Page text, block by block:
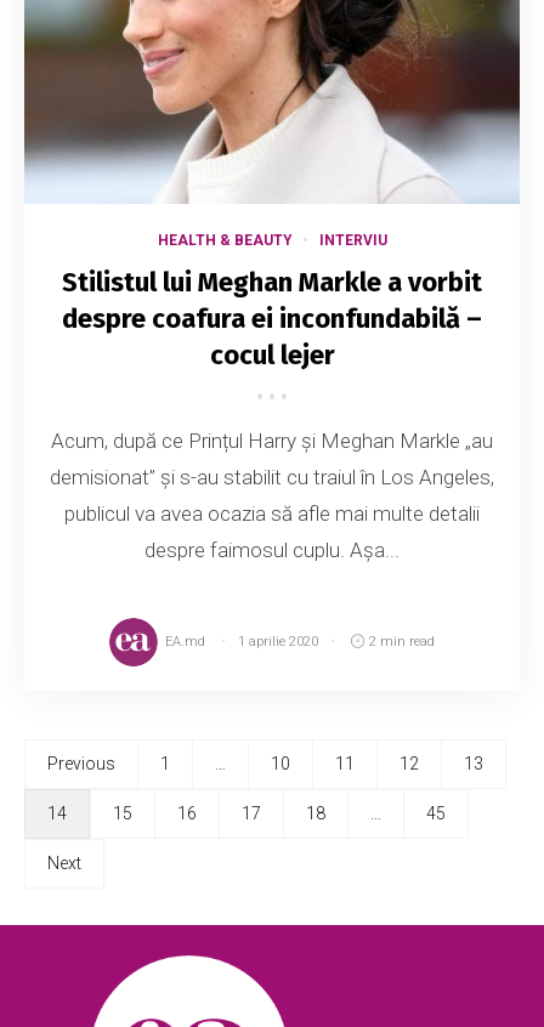
HEALTH & BEAUTY INTERVIU
Stilistul lui Meghan Markle a vorbit
despre coafura ei inconfundabilă –
cocul lejer
Acum, după ce Prințul Harry și Meghan Markle „au
demisionat” și s-au stabilit cu traiul în Los Angeles,
publicul va avea ocazia să afle mai multe detalii
despre faimosul cuplu. Așa...
EA.md 1 aprilie 2020 2 min read
Previous 1 10 11 12 13
14 15 16 17 18 45
Next